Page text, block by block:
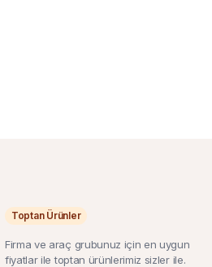
Toptan Ürünler
Firma ve araç grubunuz için en uygun
fiyatlar ile toptan ürünlerimiz sizler ile.